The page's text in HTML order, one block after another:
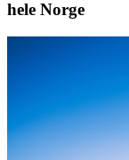
hele Norge